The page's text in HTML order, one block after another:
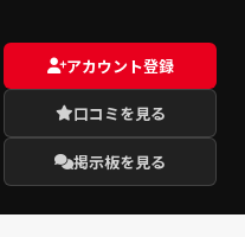
アカウント登録
口コミを見る
掲示板を見る